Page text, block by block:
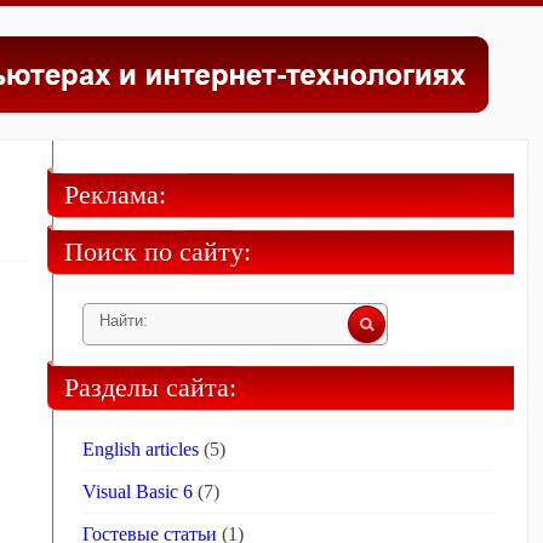
Реклама:
Поиск по сайту:
Разделы сайта:
English articles (5)
Visual Basic 6 (7)
Гостевые статьи (1)